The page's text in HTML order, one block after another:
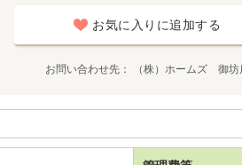
お気に入りに追加する
お問い合わせ先 （株）ホームズ 御坊